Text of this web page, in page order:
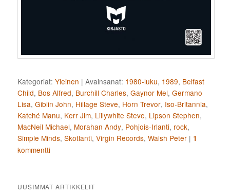
Kategoriat: Yleinen |Avainsanat: 1980-luku, 1989, Belfast
Child, Bos Alfred, Burchill Charles,Gaynor Mel,Germano
Lisa,Giblin John, Hillage Steve, Horn Trevor, Iso-Britannia,
Katché Manu, Kerr Jim, Lillywhite Steve, Lipson Stephen,
MacNeil Michael, Morahan Andy, Pohjois-Irlanti, rock,
Simple Minds,Skotlanti,Virgin Records,Walsh Peter | 1
kommentti
UUSIMMAT ARTIKKELIT